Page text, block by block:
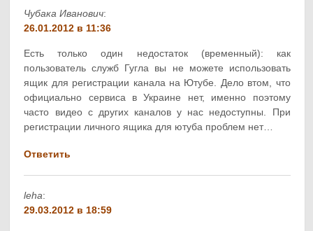
Чубака Иванович:
26.01.2012 в 11:36
Есть только один недостаток (временный): как
пользователь служб Гугла вы не можете использовать
ящик для регистрации канала на Ютубе. Дело втом, что
официально сервиса в Украине нет, именно поэтому
часто видео с других каналов у нас недоступны. При
регистрации личного ящика для ютуба проблем нет…
Ответить
leha:
29.03.2012 в 18:59